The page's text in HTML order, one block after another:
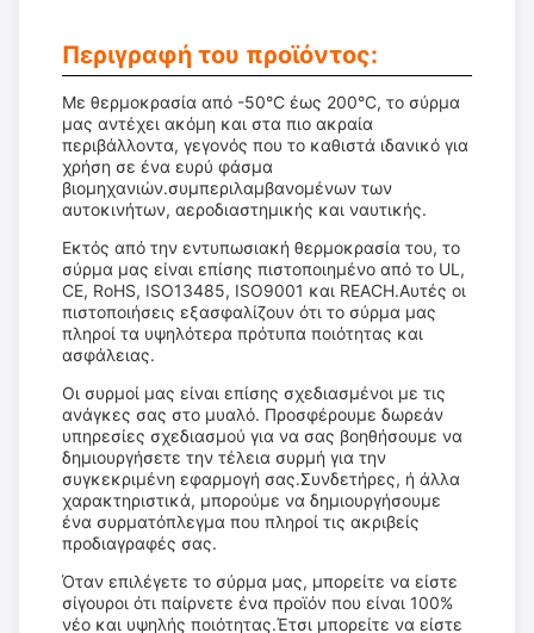
Περιγραφή του προϊόντος:
Με θερμοκρασία από -50°C έως 200°C, το σύρμα
μας αντέχει ακόμη και στα πιο ακραία
περιβάλλοντα, γεγονός που το καθιστά ιδανικό για
χρήση σε ένα ευρύ φάσμα
βιομηχανιών.συμπεριλαμβανομένων των
αυτοκινήτων, αεροδιαστημικής και ναυτικής.
Εκτός από την εντυπωσιακή θερμοκρασία του, το
σύρμα μας είναι επίσης πιστοποιημένο από το UL,
CE, RoHS, ISO13485, ISO9001 και REACH.Αυτές οι
πιστοποιήσεις εξασφαλίζουν ότι το σύρμα μας
πληροί τα υψηλότερα πρότυπα ποιότητας και
ασφάλειας.
Οι συρμοί μας είναι επίσης σχεδιασμένοι με τις
ανάγκες σας στο μυαλό. Προσφέρουμε δωρεάν
υπηρεσίες σχεδιασμού για να σας βοηθήσουμε να
δημιουργήσετε την τέλεια συρμή για την
συγκεκριμένη εφαρμογή σας.Συνδετήρες, ή άλλα
χαρακτηριστικά, μπορούμε να δημιουργήσουμε
ένα συρματόπλεγμα που πληροί τις ακριβείς
προδιαγραφές σας.
Όταν επιλέγετε το σύρμα μας, μπορείτε να είστε
σίγουροι ότι παίρνετε ένα προϊόν που είναι 100%
νέο και υψηλής ποιότητας.Έτσι μπορείτε να είστε